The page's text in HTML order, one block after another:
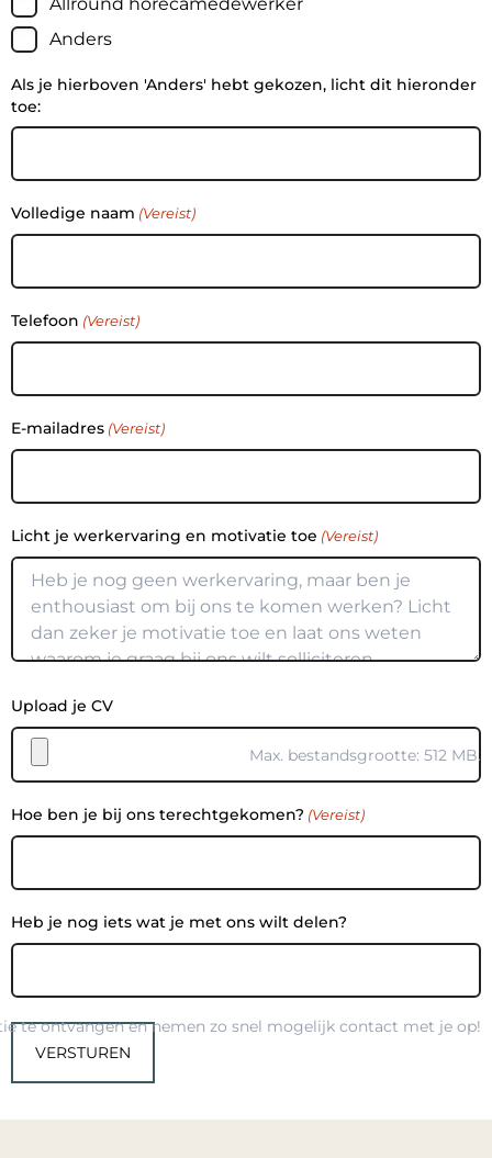
Anders
Als je hierboven 'Anders' hebt gekozen, licht dit hieronder
toe:
Volledige naam (Vereist)
Telefoon (Vereist)
E-mailadres (Vereist)
Licht je werkervaring en motivatie toe (Vereist)
Upload je CV
Max. bestandsgrootte: 512 MB.
Hoe ben je bij ons terechtgekomen? (Vereist)
Heb je nog iets wat je met ons wilt delen?
te ontvangen en nemen zo snel mogelijk contact met je op!